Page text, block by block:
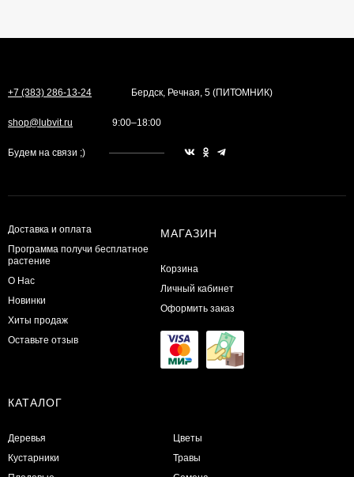
+7 (383) 286-13-24 Бердск, Речная, 5 (ПИТОМНИК)
shop@lubvit.ru 9:00–18:00
Будем на связи ;)
Доставка и оплата
Программа получи бесплатное
растение
О Нас
Новинки
Хиты продаж
Оставьте отзыв
МАГАЗИН
Корзина
Личный кабинет
Оформить заказ
КАТАЛОГ
Деревья
Кустарники
Цветы
Травы